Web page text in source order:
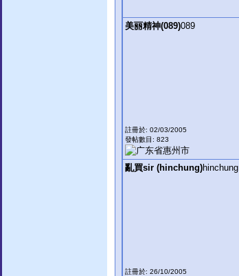
美丽精神(089)089
註冊於: 02/03/2005
發帖數目: 823
亂買sir (hinchung)hinchung
註冊於: 26/10/2005